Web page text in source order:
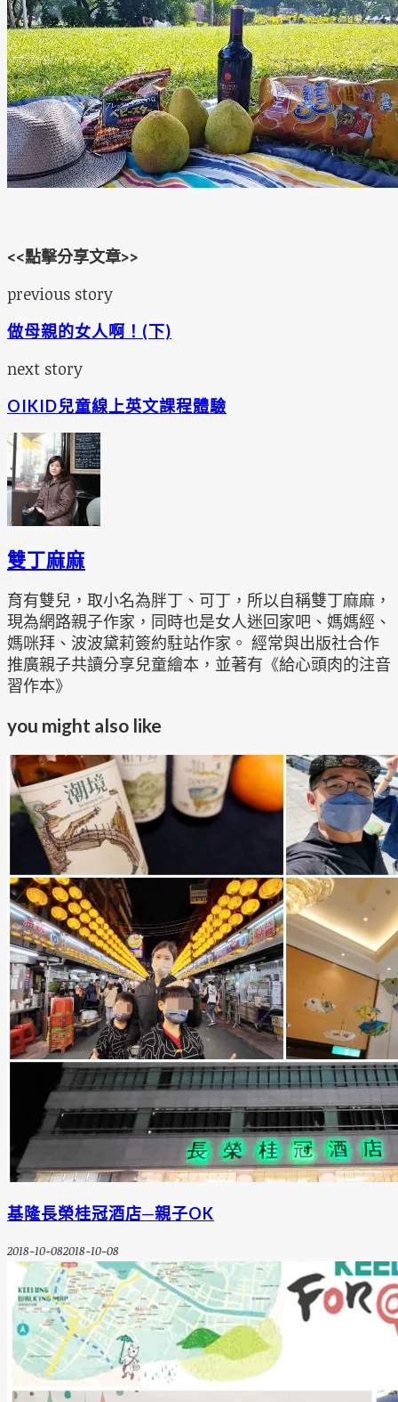
<<點擊分享文章>>
previous story
做母親的女人啊！(下)
next story
OIKID兒童線上英文課程體驗
雙丁麻麻
育有雙兒，取小名為胖丁、可丁，所以自稱雙丁麻麻，
現為網路親子作家，同時也是女人迷回家吧、媽媽經、
媽咪拜、波波黛莉簽約駐站作家。 經常與出版社合作
推廣親子共讀分享兒童繪本，並著有《給心頭肉的注音
習作本》
you might also like
基隆長榮桂冠酒店─親子OK
2018-10-082018-10-08